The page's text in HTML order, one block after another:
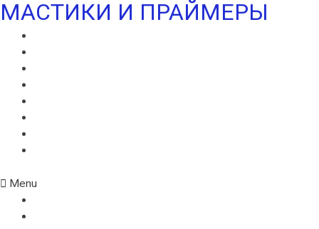
МАСТИКИ И ПРАЙМЕРЫ
Menu